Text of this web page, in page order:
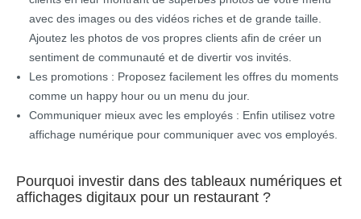
avec des images ou des vidéos riches et de grande taille.
Ajoutez les photos de vos propres clients afin de créer un
sentiment de communauté et de divertir vos invités.
Les promotions : Proposez facilement les offres du moments
comme un happy hour ou un menu du jour.
Communiquer mieux avec les employés : Enfin utilisez votre
affichage numérique pour communiquer avec vos employés.
Pourquoi investir dans des tableaux numériques et
affichages digitaux pour un restaurant ?